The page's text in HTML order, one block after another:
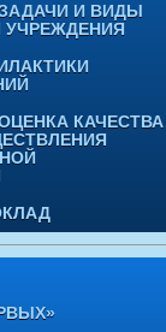
И ВИДЫ
УЧРЕЖДЕНИЯ
КАЧЕСТВА